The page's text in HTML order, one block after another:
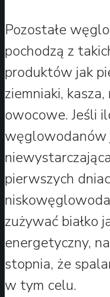
Pozostałe
pochodzą z
produktów jak
ziemniaki,
owocowe. Jeśli
węglowodanów
pierwszych
zużywać białko
energetyczny,
stopnia, że
w tym celu.